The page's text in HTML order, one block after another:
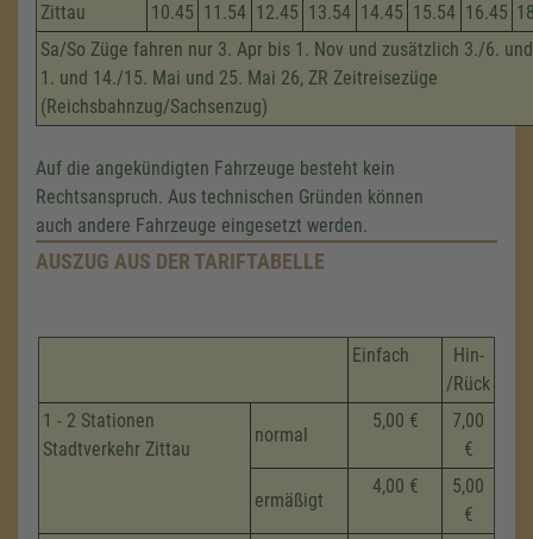
Zittau 10.45 11.54 12.45 13.54 14.45 15.54 16.45
Sa/So Züge fahren nur 3. Apr bis 1. Nov und zusätzlich 3./6.
1. und 14./15. Mai und 25. Mai 26, ZR Zeitreisezüge
(Reichsbahnzug/Sachsenzug)
Auf die angekündigten Fahrzeuge besteht kein
Rechtsanspruch. Aus technischen Gründen können
auch andere Fahrzeuge eingesetzt werden.
AUSZUG AUS DER TARIFTABELLE
Einfach
Hin-
/Rück
1 - 2 Stationen
Stadtverkehr Zittau
normal
5,00 €
7,00
€
ermäßigt
4,00 €
5,00
€